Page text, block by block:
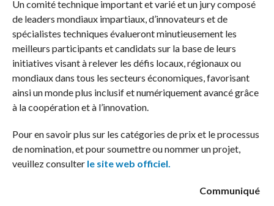
Un comité technique important et varié et un jury composé
de leaders mondiaux impartiaux, d’innovateurs et de
spécialistes techniques évalueront minutieusement les
meilleurs participants et candidats sur la base de leurs
initiatives visant à relever les défis locaux, régionaux ou
mondiaux dans tous les secteurs économiques, favorisant
ainsi un monde plus inclusif et numériquement avancé grâce
à la coopération et à l’innovation.
Pour en savoir plus sur les catégories de prix et le processus
de nomination, et pour soumettre ou nommer un projet,
veuillez consulter le site web officiel.
Communiqué